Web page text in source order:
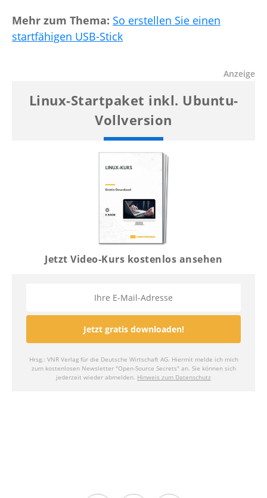
Mehr zum Thema: So erstellen Sie einen
startfähigen USB-Stick